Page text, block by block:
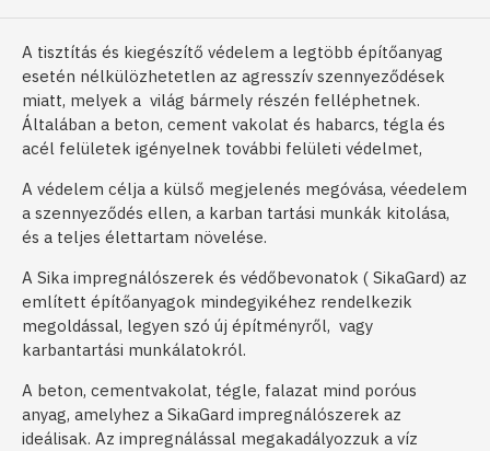
A tisztítás és kiegészítő védelem a legtöbb építőanyag
esetén nélkülözhetetlen az agresszív szennyeződések
miatt, melyek a világ bármely részén felléphetnek.
Általában a beton, cement vakolat és habarcs, tégla és
acél felületek igényelnek további felületi védelmet,
A védelem célja a külső megjelenés megóvása, véedelem
a szennyeződés ellen, a karban tartási munkák kitolása,
és a teljes élettartam növelése.
A Sika impregnálószerek és védőbevonatok ( SikaGard) az
említett építőanyagok mindegyikéhez rendelkezik
megoldással, legyen szó új építményről, vagy
karbantartási munkálatokról.
A beton, cementvakolat, tégle, falazat mind poróus
anyag, amelyhez a SikaGard impregnálószerek az
ideálisak. Az impregnálással megakadályozzuk a víz